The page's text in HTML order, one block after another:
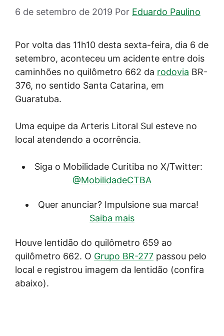
6 de setembro de 2019 Por Eduardo Paulino
Por volta das 11h10 desta sexta-feira, dia 6 de
setembro, aconteceu um acidente entre dois
caminhões no quilômetro 662 da rodovia BR-
376, no sentido Santa Catarina, em
Guaratuba.
Uma equipe da Arteris Litoral Sul esteve no
local atendendo a ocorrência.
Siga o Mobilidade Curitiba no X/Twitter:
@MobilidadeCTBA
Quer anunciar? Impulsione sua marca!
Saiba mais
Houve lentidão do quilômetro 659 ao
quilômetro 662. O Grupo BR-277 passou pelo
local e registrou imagem da lentidão (confira
abaixo).